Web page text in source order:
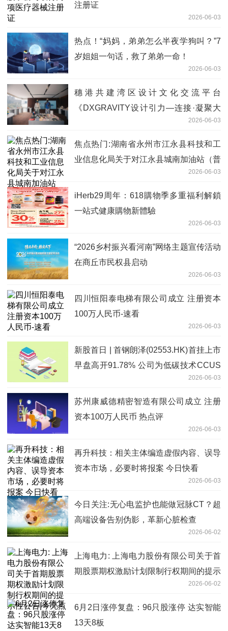
注册证
2026-06-03
热点！“妈妈，弟弟怎么半夜学狗叫？”7
岁姐姐一句话，救了弟弟一命！
2026-06-03
穗港共建湾区设计文化交流平台
《DXGRAVITY设计引力—连接·凝聚大
2026-06-03
焦点热门:湖南省永州市江永县科技和工
业信息化局关于对江永县城南加油站（普
2026-06-03
iHerb29周年：618購物季多重福利解鎖
一站式健康購物新體驗
2026-06-03
“2026乡村振兴看河南”网络主题宣传活动
在商丘市民权县启动
2026-06-03
四川恒阳泰电梯有限公司成立 注册资本
100万人民币-速看
2026-06-03
新股首日 | 首钢朗泽(02553.HK)首挂上市
早盘高开91.78% 公司为低碳技术CCUS
2026-06-03
苏州康威德精密智造有限公司成立 注册
资本100万人民币 热点评
2026-06-03
再升科技：相关主体编造虚假内容、误导
资本市场，必要时将报案 今日快看
2026-06-03
今日关注:无心电监护也能做冠脉CT？超
高端设备告别伪影，革新心脏检查
2026-06-02
上海电力: 上海电力股份有限公司关于首
期股票期权激励计划限制行权期间的提示
2026-06-02
6月2日涨停复盘：96只股涨停 达实智能
13天8板